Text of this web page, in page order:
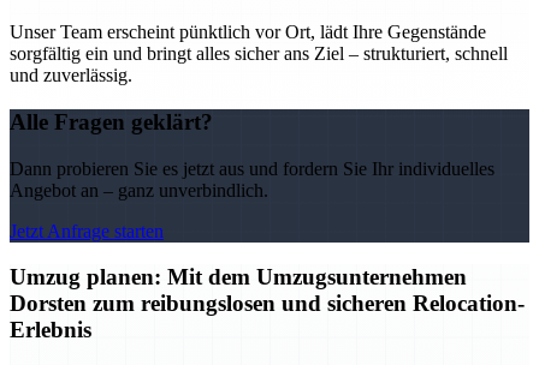
Unser Team erscheint pünktlich vor Ort, lädt Ihre Gegenstände
sorgfältig ein und bringt alles sicher ans Ziel – strukturiert, schnell
und zuverlässig.
Alle Fragen geklärt?
Dann probieren Sie es jetzt aus und fordern Sie Ihr individuelles
Angebot an – ganz unverbindlich.
Jetzt Anfrage starten
Umzug planen: Mit dem Umzugsunternehmen
Dorsten zum reibungslosen und sicheren Relocation-
Erlebnis